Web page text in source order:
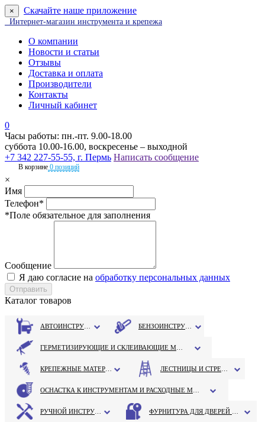
× Скачайте наше приложение
Интернет-магазин инструмента и крепежа
О компании
Новости и статьи
Отзывы
Доставка и оплата
Производители
Контакты
Личный кабинет
0
Часы работы: пн.-пт. 9.00-18.00
суббота 10.00-16.00, воскресенье – выходной
+7 342 227-55-55, г. Пермь Написать сообщение
В корзине 0 позиций
×
Имя
Телефон*
*Поле обязательное для заполнения
Сообщение
Я даю согласие на обработку персональных данных
Каталог товаров